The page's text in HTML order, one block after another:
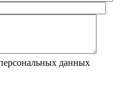
данных